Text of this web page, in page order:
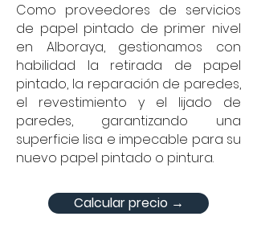
Como proveedores de servicios
de papel pintado de primer nivel
en Alboraya, gestionamos con
habilidad la retirada de papel
pintado, la reparación de paredes,
el revestimiento y el lijado de
paredes, garantizando una
superficie lisa e impecable para su
nuevo papel pintado o pintura.
Calcular precio →